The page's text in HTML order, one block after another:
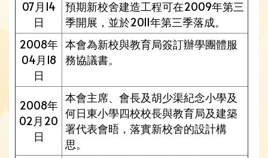
07月14
日
預期新校舍建造工程可在2009年第三
季開展，並於2011年第三季落成。
2008年
04月18
日
本會為新校與教育局簽訂辦學團體服
務協議書。
2008年
02月20
日
本會主席、會長及胡少渠紀念小學及
何日東小學四校校長與教育局及建築
署代表會晤，落實新校舍的設計構
思。